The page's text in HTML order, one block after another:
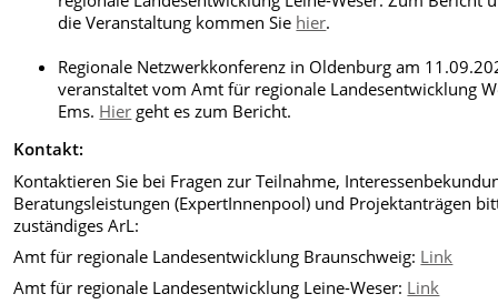
die Veranstaltung kommen Sie hier.
Regionale Netzwerkkonferenz in Oldenburg am
veranstaltet vom Amt für regionale Landesentwicklung
Ems. Hier geht es zum Bericht.
Kontakt:
Kontaktieren Sie bei Fragen zur Teilnahme,
Beratungsleistungen (ExpertInnenpool) und Projektanträgen
zuständiges ArL:
Amt für regionale Landesentwicklung Braunschweig: Link
Amt für regionale Landesentwicklung Leine-Weser: Link